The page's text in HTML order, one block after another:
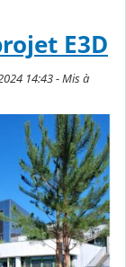
E3D
14:43 - Mis à